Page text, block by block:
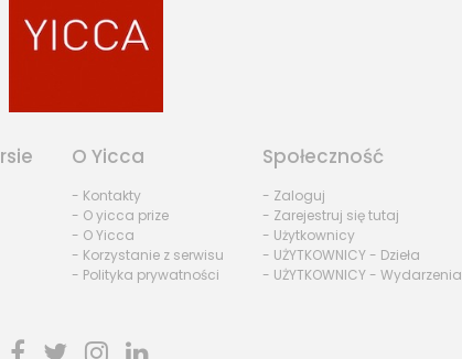
O Yicca
- Kontakty
- O yicca prize
- O Yicca
- Korzystanie z serwisu
- Polityka prywatności
Społeczność
- Zaloguj
- Zarejestruj się tutaj
- Użytkownicy
- UŻYTKOWNICY - Dzieła
- UŻYTKOWNICY - Wydarzenia